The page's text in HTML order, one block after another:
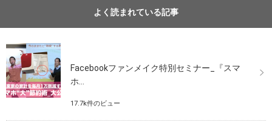
よく読まれている記事
Facebookファンメイク特別セミナー_『スマ
ホ...
17.7k件のビュー